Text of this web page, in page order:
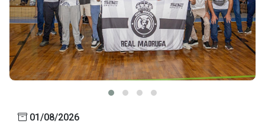
01/08/2026